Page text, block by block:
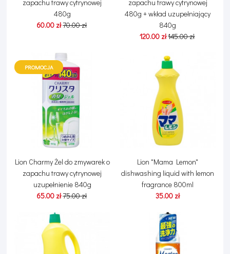
zapachu trawy cytrynowej
480g
60.00 zł70.00 zł
zapachu trawy cytrynowej
480g + wkład uzupełniający
840g
120.00 zł145.00 zł
PROMOCJA
Lion Charmy Żel do zmywarek o
zapachu trawy cytrynowej
uzupełnienie 840g
65.00 zł75.00 zł
Lion "Mama Lemon"
dishwashing liquid with lemon
fragrance 800ml
35.00 zł